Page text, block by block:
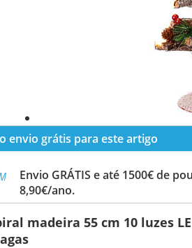
envio grátis para este artigo
Envio GRÁTIS e até 1500€ de
8,90€/ano.
madeira 55 cm 10 luzes